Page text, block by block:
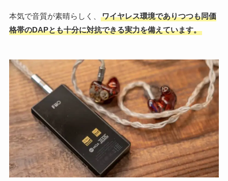
本気で音質が素晴らしく、
ワイヤレス環境でありつつも同価
格帯のDAPとも十分に対抗できる実力を備えています。